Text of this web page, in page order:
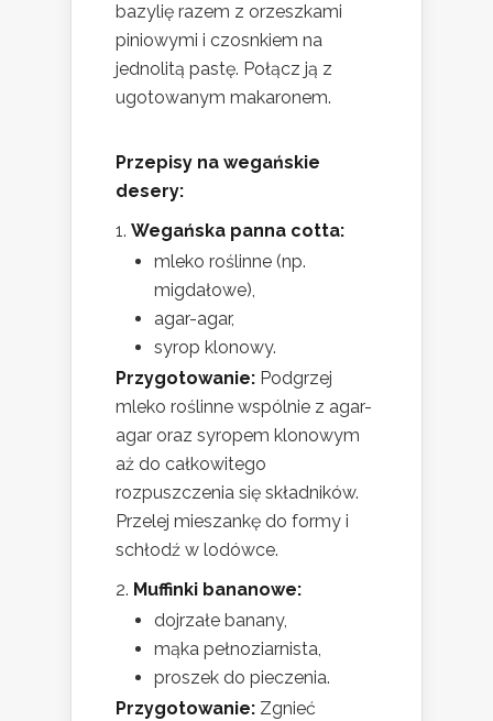
bazylię razem z orzeszkami
piniowymi i czosnkiem na
jednolitą pastę. Połącz ją z
ugotowanym makaronem.
Przepisy na wegańskie
desery:
Wegańska panna cotta:
mleko roślinne (np.
migdałowe),
agar-agar,
syrop klonowy.
Przygotowanie: Podgrzej
mleko roślinne wspólnie z agar-
agar oraz syropem klonowym
aż do całkowitego
rozpuszczenia się składników.
Przelej mieszankę do formy i
schłodź w lodówce.
Muffinki bananowe:
dojrzałe banany,
mąka pełnoziarnista,
proszek do pieczenia.
Przygotowanie: Zgnieć